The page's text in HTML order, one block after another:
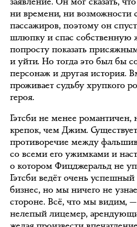
ни времени, ни возможности
пассажиров, поэтому он
шлюпку и спас собственную
попросту показать
и уйти. Но тогда это был бы
персонаж и другая история.
проживает судьбу хрупкого
героя.
Гэтсби не менее романтичен,
крепок, чем Джим.
противоречие между
со всеми его ужимками и
о котором Фицджеральд не
Гэтсби ведёт очень
бизнес, но мы ничего не
стороне. Всё, что мы видим,
нелепый лицемер,